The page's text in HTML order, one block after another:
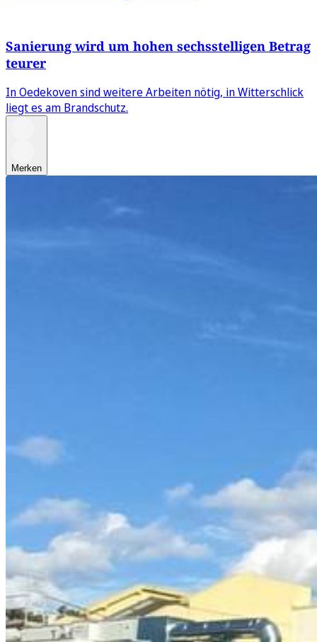
Sanierung wird um hohen sechsstelligen Betrag
teurer
In Oedekoven sind weitere Arbeiten nötig, in Witterschlick
liegt es am Brandschutz.
Merken